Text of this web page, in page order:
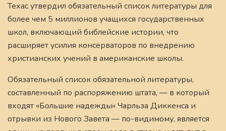
Техас утвердил обязательный список литературы для
более чем 5 миллионов учащихся государственных
школ, включающий библейские истории, что
расширяет усилия консерваторов по внедрению
христианских учений в американские школы.
Обязательный список обязательной литературы,
составленный по распоряжению штата, — в который
входят «Большие надежды» Чарльза Диккенса и
отрывки из Нового Завета — по-видимому, является